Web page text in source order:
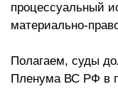
процессуальный
материально-
Полагаем, суды
Пленума ВС РФ в